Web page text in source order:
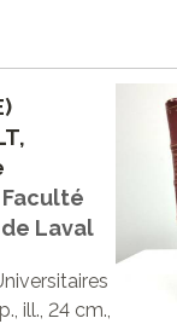
Laval
ill., 24 cm.,